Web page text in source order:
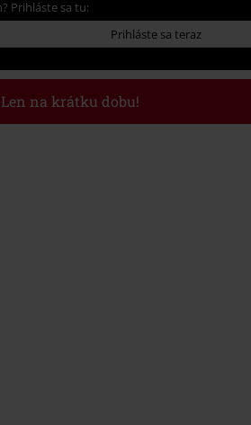
Prihláste sa tu:
Prihláste sa teraz
Len na krátku dobu!